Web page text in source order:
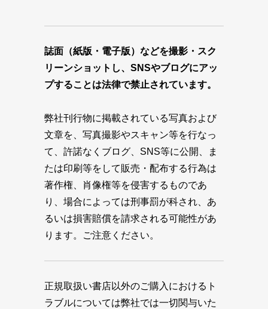
誌面（紙版・電子版）などを撮影・スク
リーンショットし、SNSやブログにアッ
プすることは法律で禁止されています。
弊社刊行物に掲載されている写真および
文章を、写真撮影やスキャン等を行なっ
て、許諾なくブログ、SNS等に公開、ま
たは印刷等をして販売・配布する行為は
著作権、肖像権等を侵害するものであ
り、場合によっては刑事罰が科され、あ
るいは損害賠償を請求される可能性があ
ります。ご注意ください。
正規取扱い書店以外のご購入におけるト
ラブルについては弊社では一切関与いた